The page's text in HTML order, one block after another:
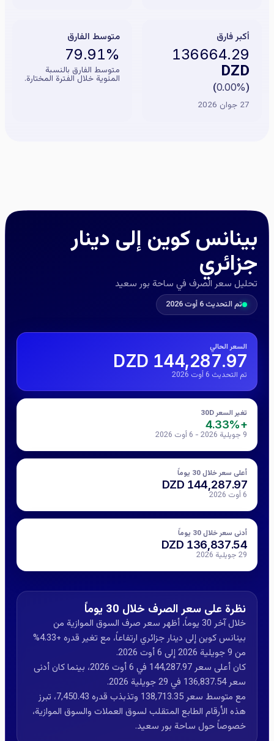
أكبر فارق
136664.29
DZD
(
0.00%
)
27 جوان 2026
متوسط الفارق
79.91%
متوسط الفارق بالنسبة
المئوية خلال الفترة المختارة.
بينانس كوين إلى دينار
جزائري
تحليل سعر الصرف في ساحة بور سعيد
تم التحديث 6 أوت 2026
السعر الحالي
144,287.97 DZD
تم التحديث 6 أوت 2026
تغير السعر 30D
+4.33%
9 جويلية 2026 - 6 أوت 2026
أعلى سعر خلال 30 يوماً
144,287.97 DZD
6 أوت 2026
أدنى سعر خلال 30 يوماً
136,837.54 DZD
29 جويلية 2026
نظرة على سعر الصرف خلال 30 يوماً
خلال آخر 30 يوماً، أظهر سعر صرف السوق الموازية من
بينانس كوين إلى دينار جزائري ارتفاعاً، مع تغير قدره +4.33%
من 9 جويلية 2026 إلى 6 أوت 2026.
كان أعلى سعر 144,287.97 في 6 أوت 2026، بينما كان أدنى
سعر 136,837.54 في 29 جويلية 2026.
مع متوسط سعر 138,713.35 وتذبذب قدره 7,450.43، تبرز
هذه الأرقام الطابع المتقلب لسوق العملات والسوق الموازية،
خصوصاً حول ساحة بور سعيد.